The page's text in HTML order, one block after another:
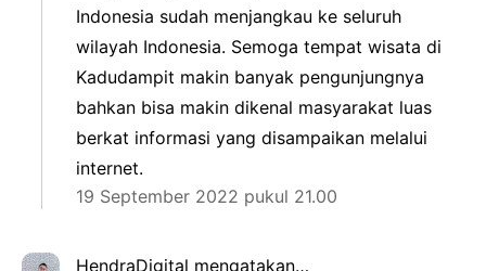
Indonesia sudah menjangkau ke seluruh
wilayah Indonesia. Semoga tempat wisata di
Kadudampit makin banyak pengunjungnya
bahkan bisa makin dikenal masyarakat luas
berkat informasi yang disampaikan melalui
internet.
19 September 2022 pukul 21.00
HendraDigital mengatakan…